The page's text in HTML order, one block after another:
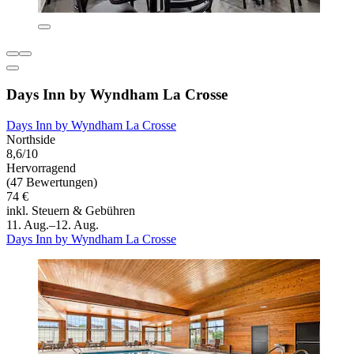
Days Inn by Wyndham La Crosse
Days Inn by Wyndham La Crosse
Northside
8,6/10
Hervorragend
(47 Bewertungen)
74 €
inkl. Steuern & Gebühren
11. Aug.–12. Aug.
Days Inn by Wyndham La Crosse